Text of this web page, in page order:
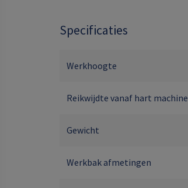
Specificaties
Werkhoogte
Reikwijdte vanaf hart machine
Gewicht
Werkbak afmetingen